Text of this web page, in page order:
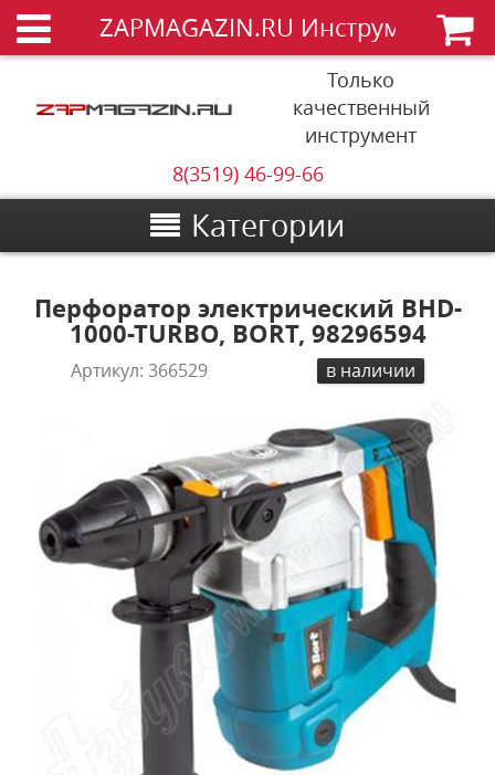
ZAPMAGAZIN.RU Инструменты
Только
качественный
инструмент
8(3519) 46-99-66
Категории
Перфоратор электрический BHD-
1000-TURBO, BORT, 98296594
Артикул:366529 в наличии